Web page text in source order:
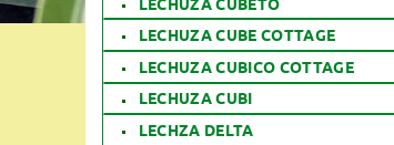
LECHUZA CUBE COTTAGE
LECHUZA CUBICO COTTAGE
LECHUZA CUBI
LECHZA DELTA